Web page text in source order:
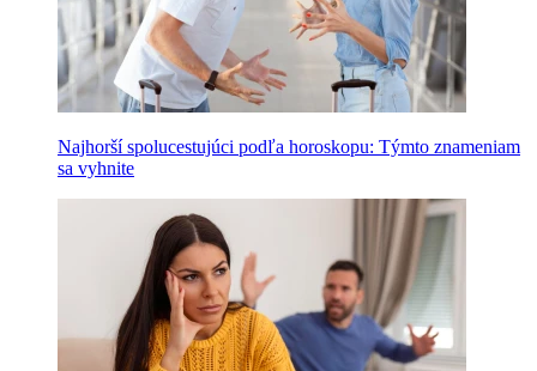
Najhorší spolucestujúci podľa horoskopu: Týmto znameniam
sa vyhnite